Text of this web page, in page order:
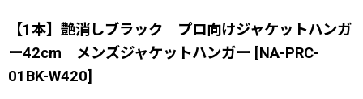
【1本】艶消しブラック プロ向けジャケットハンガ
ー42cm メンズジャケットハンガー [NA-PRC-
01BK-W420]